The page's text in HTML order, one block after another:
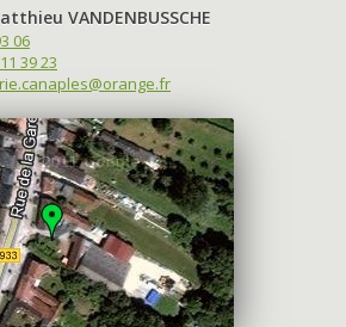
VANDENBUSSCHE
06
39 23